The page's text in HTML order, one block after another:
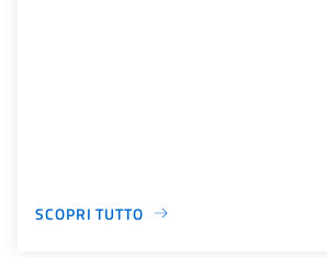
SCOPRI TUTTO